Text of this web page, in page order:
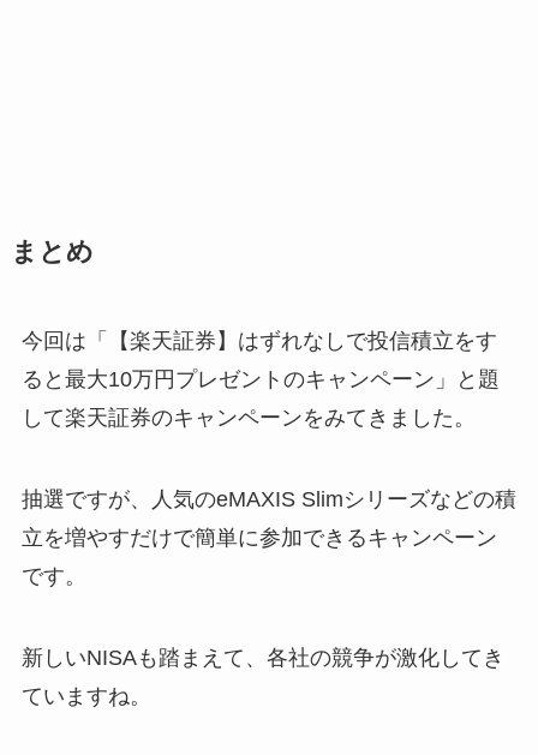
まとめ
今回は「【楽天証券】はずれなしで投信積立をす
ると最大10万円プレゼントのキャンペーン」と題
して楽天証券のキャンペーンをみてきました。
抽選ですが、人気のeMAXIS Slimシリーズなどの積
立を増やすだけで簡単に参加できるキャンペーン
です。
新しいNISAも踏まえて、各社の競争が激化してき
ていますね。